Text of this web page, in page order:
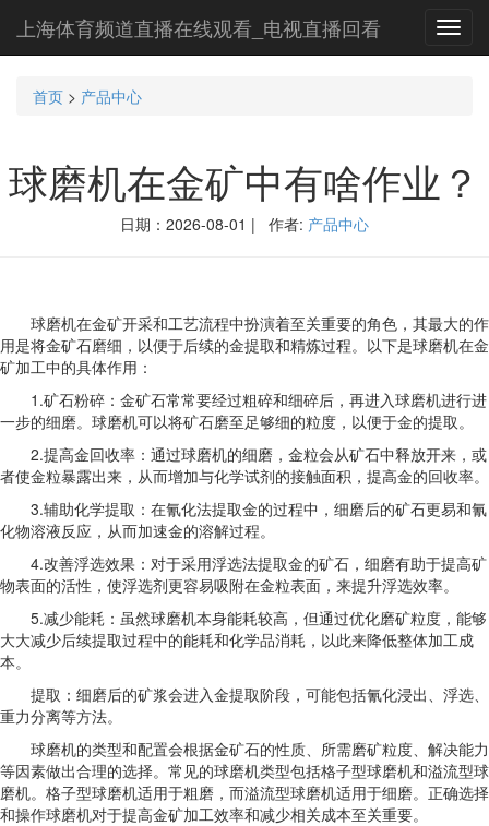
上海体育频道直播在线观看_电视直播回看
首页 > 产品中心
球磨机在金矿中有啥作业？
日期：2026-08-01 | 作者: 产品中心
球磨机在金矿开采和工艺流程中扮演着至关重要的角色，其最大的作
用是将金矿石磨细，以便于后续的金提取和精炼过程。以下是球磨机在金
矿加工中的具体作用：
1.矿石粉碎：金矿石常常要经过粗碎和细碎后，再进入球磨机进行进
一步的细磨。球磨机可以将矿石磨至足够细的粒度，以便于金的提取。
2.提高金回收率：通过球磨机的细磨，金粒会从矿石中释放开来，或
者使金粒暴露出来，从而增加与化学试剂的接触面积，提高金的回收率。
3.辅助化学提取：在氰化法提取金的过程中，细磨后的矿石更易和氰
化物溶液反应，从而加速金的溶解过程。
4.改善浮选效果：对于采用浮选法提取金的矿石，细磨有助于提高矿
物表面的活性，使浮选剂更容易吸附在金粒表面，来提升浮选效率。
5.减少能耗：虽然球磨机本身能耗较高，但通过优化磨矿粒度，能够
大大减少后续提取过程中的能耗和化学品消耗，以此来降低整体加工成
本。
提取：细磨后的矿浆会进入金提取阶段，可能包括氰化浸出、浮选、
重力分离等方法。
球磨机的类型和配置会根据金矿石的性质、所需磨矿粒度、解决能力
等因素做出合理的选择。常见的球磨机类型包括格子型球磨机和溢流型球
磨机。格子型球磨机适用于粗磨，而溢流型球磨机适用于细磨。正确选择
和操作球磨机对于提高金矿加工效率和减少相关成本至关重要。